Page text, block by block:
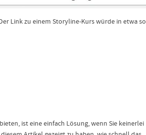
Link zu einem Storyline-Kurs würde in etwa so
ist eine einfach Lösung, wenn Sie keinerlei